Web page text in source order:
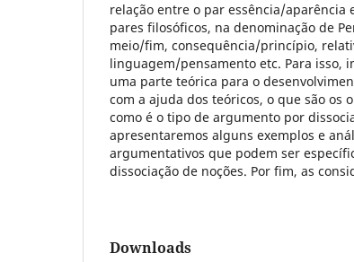
relação entre o par essência/aparência
pares filosóficos, na denominação de
meio/fim, consequência/princípio,
linguagem/pensamento etc. Para isso,
uma parte teórica para o
com a ajuda dos teóricos, o que são os
como é o tipo de argumento por
apresentaremos alguns exemplos e
argumentativos que podem ser
dissociação de noções. Por fim, as
Downloads